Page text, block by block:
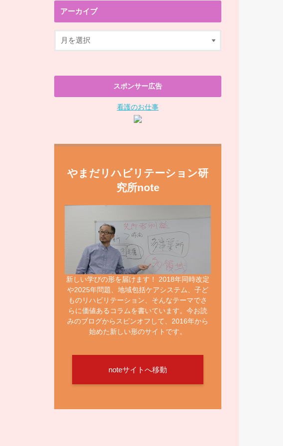
アーカイブ
スポンサー広告
看護のお仕事
やまだリハビリテーション研
究所note
新しい学びの形を届けます！ 2018年同時改定
や2025年問題、地域包括ケアシステム、子ど
ものリハビリテーション、そんなテーマでさ
らに価値あるコラムを書いています。今お読
みのブログからスピンオフして、2016年から
始めた新しい形のサイトです。
noteサイトへ移動